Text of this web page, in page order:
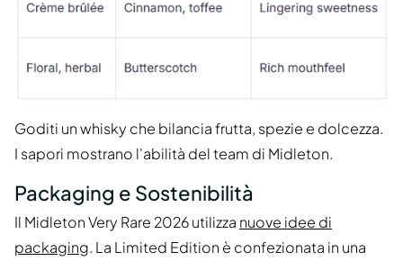
Goditi un whisky che bilancia frutta, spezie e dolcezza.
I sapori mostrano l'abilità del team di Midleton.
Packaging e Sostenibilità
Il Midleton Very Rare 2026 utilizza nuove idee di
packaging. La Limited Edition è confezionata in una